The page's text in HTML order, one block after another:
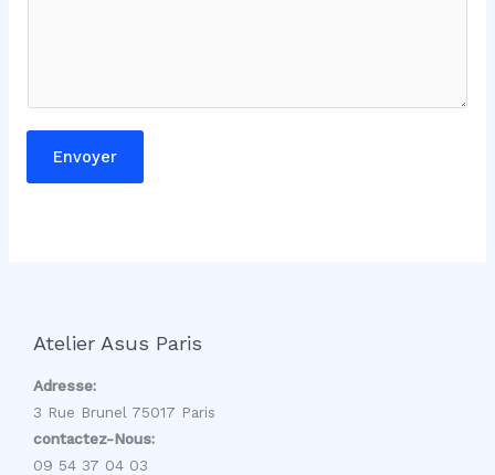
Envoyer
Atelier Asus Paris
Adresse:
3 Rue Brunel 75017 Paris
contactez-Nous:
09 54 37 04 03